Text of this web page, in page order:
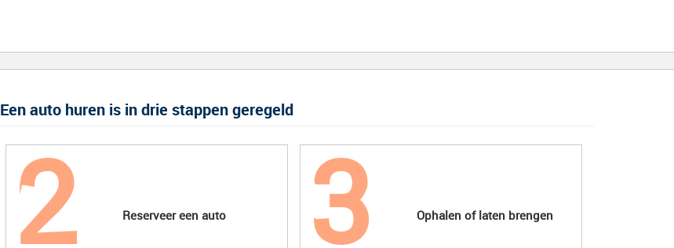
Een auto huren is in drie stappen geregeld
Reserveer een auto Ophalen of laten brengen